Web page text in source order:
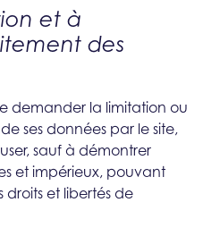
et à
des
demander la limitation ou
ses données par le site,
sauf à démontrer
et impérieux, pouvant
droits et libertés de